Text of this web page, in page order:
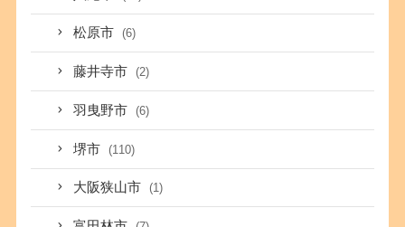
松原市 (6)
藤井寺市 (2)
羽曳野市 (6)
堺市 (110)
大阪狭山市 (1)